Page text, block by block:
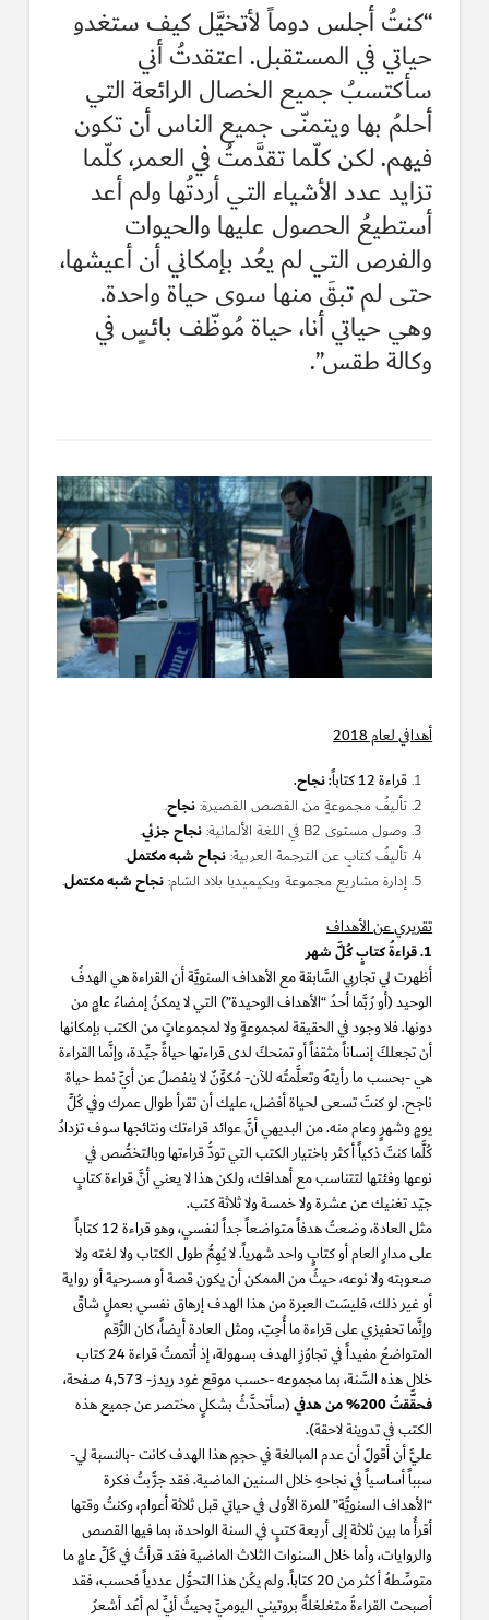
“كنتُ أجلس دوماً لأتخيَّل كيف ستغدو
حياتي في المستقبل. اعتقدتُ أني
سأكتسبُ جميع الخصال الرائعة التي
أحلمُ بها ويتمنّى جميع الناس أن تكون
فيهم. لكن كلّما تقدَّمتُ في العمر، كلّما
تزايد عدد الأشياء التي أردتُها ولم أعد
أستطيعُ الحصول عليها والحيوات
والفرص التي لم يعُد بإمكاني أن أعيشها،
حتى لم تبقَ منها سوى حياة واحدة.
وهي حياتي أنا، حياة مُوظّف بائسٍ في
وكالة طقس”.
أهدافي لعام 2018
قراءة 12 كتاباً:
نجاح.
تأليفُ مجموعةٍ من القصص القصيرة:نجاح.
وصول مستوى B2 في اللغة الألمانية:
نجاح جزئي.
تأليفُ كتابٍ عن الترجمة العربية:نجاح شبه مكتمل.
إدارة مشاريع مجموعة ويكيميديا بلاد الشام:نجاح شبه مكتمل.
تقريري عن الأهداف
1. قراءةُ كتابٍ كُلَّ شهر
أظهرت لي تجاربي السَّابقة مع الأهداف السنويَّة أن القراءة هي الهدفُ
الوحيد (أو رُبَّما أحدُ “الأهداف الوحيدة”) التي لا يمكنُ إمضاءُ عامٍ من
دونها. فلا وجود في الحقيقة لمجموعةٍ ولا لمجموعاتٍ من الكتب بإمكانها
أن تجعلكَ إنساناً مثقفاً أو تمنحكَ لدى قراءتها حياةً جيِّدة، وإنَّما القراءة
هي -بحسب ما رأيتهُ وتعلَّمتُه للآن- مُكوِّنٌ لا ينفصلُ عن أيِّ نمط حياة
ناجح. لو كنتَ تسعى لحياة أفضل، عليك أن تقرأ طوال عمرك وفي كُلِّ
يومٍ وشهرٍ وعام منه. من البديهي أنَّ عوائد قراءتك ونتائجها سوف تزدادُ
كُلَّما كنتَ ذكياً أكثر باختيار الكتب التي تودُّ قراءتها وبالتخصُّص في
نوعها وفئتها لتتناسب مع أهدافك، ولكن هذا لا يعني أنَّ قراءة كتابٍ
جيّد تغنيك عن عشرة ولا خمسة ولا ثلاثة كتب.
مثل العادة، وضعتُ هدفاً متواضعاً جداً لنفسي، وهو قراءة 12 كتاباً
على مدارِ العام أو كتابٍ واحد شهرياً. لا يُهِمُّ طول الكتاب ولا لغته ولا
صعوبته ولا نوعه، حيثُ من الممكن أن يكون قصة أو مسرحية أو رواية
أو غير ذلك، فليسَت العبرة من هذا الهدف إرهاق نفسي بعملٍ شاقّ
وإنَّما تحفيزي على قراءة ما أُحِبّ. ومثل العادة أيضاً، كان الرَّقم
المتواضعُ مفيداً في تجاوُزِ الهدف بسهولة، إذ أتممتُ قراءة 24 كتاب
خلال هذه السَّنة، بما مجموعه -حسب موقع غود ريدز- 4,573 صفحة،
فحقَّقتُ 200% من هدفي
(سأتحدَّثُ بشكلٍ مختصر عن جميع هذه
الكتب في تدوينة لاحقة).
عليَّ أن أقولَ أن عدم المبالغة في حجمِ هذا الهدف كانت -بالنسبة لي-
سبباً أساسياً في نجاحهِ خلال السنين الماضية. فقد جرَّبتُ فكرة
“الأهداف السنويَّة” للمرة الأولى في حياتي قبل ثلاثة أعوام، وكنتُ وقتها
أقرأُ ما بين ثلاثة إلى أربعة كتبٍ في السنة الواحدة، بما فيها القصص
والروايات، وأما خلال السنوات الثلاث الماضية فقد قرأتُ في كُلِّ عامٍ ما
متوسِّطهُ أكثر من 20 كتاباً. ولم يكُن هذا التحوُّل عددياً فحسب، فقد
أصبحت القراءةُ متغلغلةً بروتيني اليوميِّ بحيثُ أنِّي لم أعُد أشعرُ